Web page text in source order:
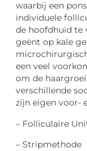
waarbij een
individuele
de hoofdhuid te
geënt op kale
een veel
om de
verschillende
zijn eigen voor-
– Folliculaire
– Stripmethode